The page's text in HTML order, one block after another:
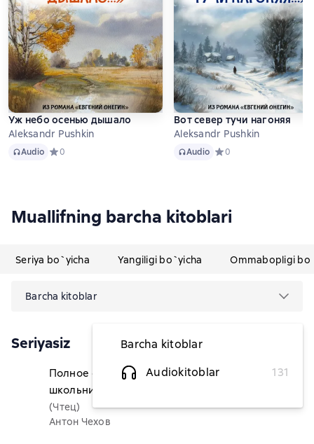
Уж небо осенью дышало
Aleksandr Pushkin
AudioAudio Средний рейтинг 0 на основе 0 оценок
0
Вот север тучи нагоняя
Aleksandr Pushkin
AudioAudio Средний рейтинг 0 на
0
Muallifning barcha kitoblari
Seriya bo`yicha Yangiligi bo`yicha Ommabopligi
Barcha kitoblar
Barcha kitoblar
Audiokitoblar
131
Seriyasiz
Полное собрание для
школьников
(Чтец)
Антон Чехов
51 083,14 soʻm